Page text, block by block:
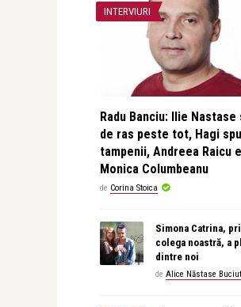
INTERVIURI
Radu Banciu: Ilie
de ras peste tot, Hagi
tampenii, Andreea Raicu
Monica Columbeanu
de Corina Stoica
Simona Catrina,
colega noastră, a
dintre noi
de Alice Năstase